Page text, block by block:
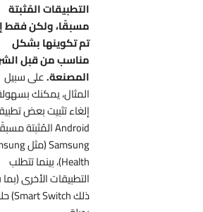
التطبيقات المُثبتة
مسبقًا، ولكن فقط إذا
تم تكوينها بشكل
مناسب من قبل الشركة
المصنعة.على سبيل
المثال، يمكنك بسهولة
إلغاء تثبيت بعض تطبيقات
Android المُثبتة مسبقًا من
Samsung (مثل Samsung
Health)، بينما تتطلب
التطبيقات الأخرى (بما في
ذلك Smart Switch) حلولًا